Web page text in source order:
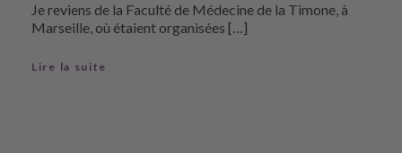
Je reviens de la Faculté de Médecine de la Timone, à
Marseille, où étaient organisées […]
Lire la suite